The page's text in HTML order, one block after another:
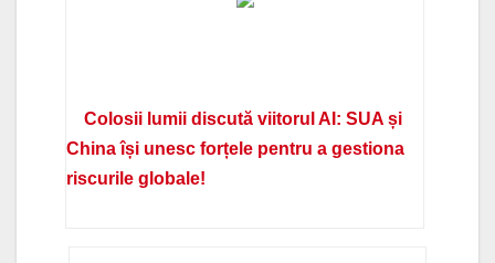
Colosii lumii discută viitorul AI: SUA și
China își unesc forțele pentru a gestiona
riscurile globale!